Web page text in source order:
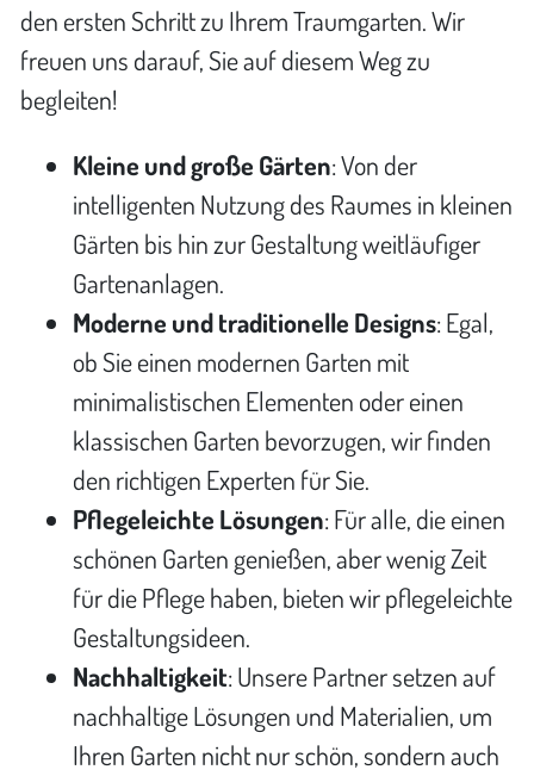
den ersten Schritt zu Ihrem Traumgarten. Wir
freuen uns darauf, Sie auf diesem Weg zu
begleiten!
Kleine und große Gärten: Von der
intelligenten Nutzung des Raumes in kleinen
Gärten bis hin zur Gestaltung weitläufiger
Gartenanlagen.
Moderne und traditionelle Designs: Egal,
ob Sie einen modernen Garten mit
minimalistischen Elementen oder einen
klassischen Garten bevorzugen, wir finden
den richtigen Experten für Sie.
Pflegeleichte Lösungen: Für alle, die einen
schönen Garten genießen, aber wenig Zeit
für die Pflege haben, bieten wir pflegeleichte
Gestaltungsideen.
Nachhaltigkeit: Unsere Partner setzen auf
nachhaltige Lösungen und Materialien, um
Ihren Garten nicht nur schön, sondern auch